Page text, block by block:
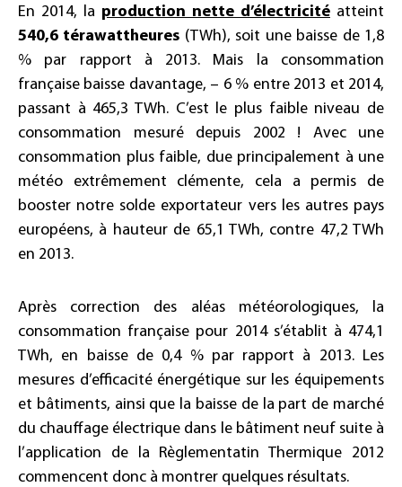
En 2014, la production nette d’électricité atteint
540,6 térawattheures (TWh), soit une baisse de 1,8
% par rapport à 2013. Mais la consommation
française baisse davantage, – 6 % entre 2013 et 2014,
passant à 465,3 TWh. C’est le plus faible niveau de
consommation mesuré depuis 2002 ! Avec une
consommation plus faible, due principalement à une
météo extrêmement clémente, cela a permis de
booster notre solde exportateur vers les autres pays
européens, à hauteur de 65,1 TWh, contre 47,2 TWh
en 2013.
Après correction des aléas météorologiques, la
consommation française pour 2014 s’établit à 474,1
TWh, en baisse de 0,4 % par rapport à 2013. Les
mesures d’efficacité énergétique sur les équipements
et bâtiments, ainsi que la baisse de la part de marché
du chauffage électrique dans le bâtiment neuf suite à
l’application de la Règlementatin Thermique 2012
commencent donc à montrer quelques résultats.